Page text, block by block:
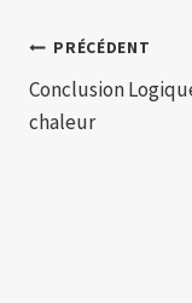
Navigation
de
PRÉCÉDENT
Conclusion
chaleur